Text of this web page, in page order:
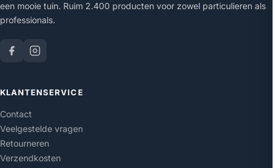
een mooie tuin. Ruim 2.400 producten voor zowel particulieren als
professionals.
KLANTENSERVICE
Contact
Veelgestelde vragen
Retourneren
Verzendkosten